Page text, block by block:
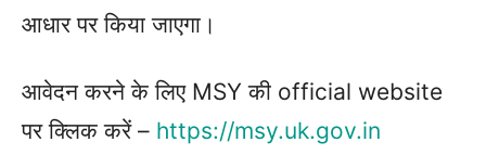
आधार पर किया जाएगा।
आवेदन करने के लिए MSY की official website
पर क्लिक करें – https://msy.uk.gov.in